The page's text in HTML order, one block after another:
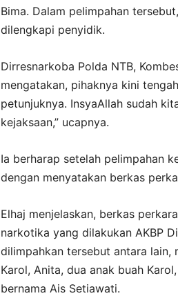
Bima. Dalam pelimpahan
dilengkapi penyidik.
Dirresnarkoba Polda NTB,
mengatakan, pihaknya kini
petunjuknya. InsyaAllah sudah
kejaksaan,” ucapnya.
Ia berharap setelah pelimpahan
dengan menyatakan berkas
Elhaj menjelaskan, berkas
narkotika yang dilakukan AKBP
dilimpahkan tersebut antara lain,
Karol, Anita, dua anak buah
bernama Ais Setiawati.